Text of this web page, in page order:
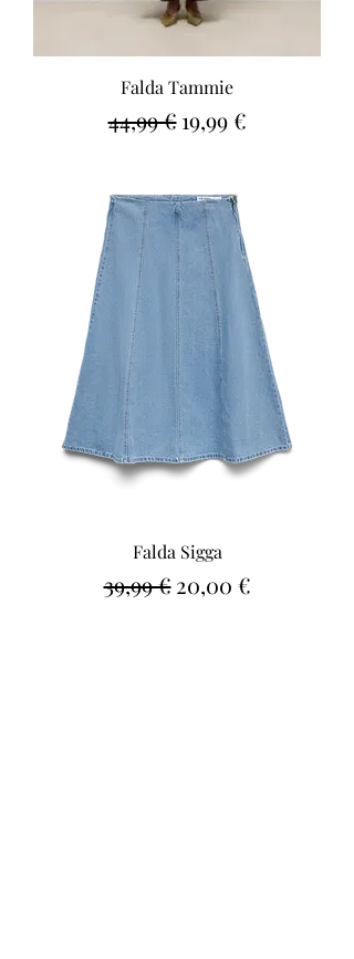
Falda Tammie
Precio
44,99 € Precio de oferta
19,99 €
Falda Sigga
Precio
39,99 € Precio de oferta
20,00 €